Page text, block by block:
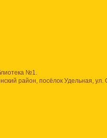
№1.
район, посёлок Удельная, ул.